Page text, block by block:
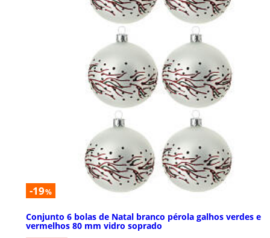
-19%
Conjunto 6 bolas de Natal branco pérola galhos verdes e
vermelhos 80 mm vidro soprado